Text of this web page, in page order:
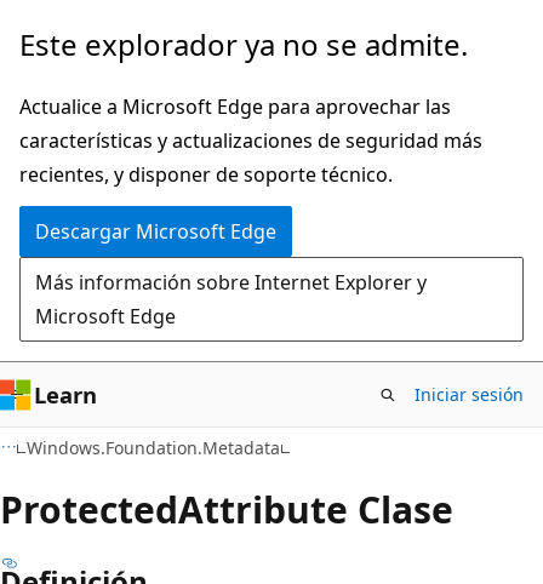
Ir
contenido
principal
Ir
la
navegación
en
la
página
Este explorador ya no se admite.
Actualice a Microsoft Edge para aprovechar las
características y actualizaciones de seguridad más
recientes, y disponer de soporte técnico.
Descargar Microsoft Edge
Más información sobre Internet Explorer y
Microsoft Edge
Learn Iniciar sesión
Windows.Foundation.Metadata
ProtectedAttribute Clase